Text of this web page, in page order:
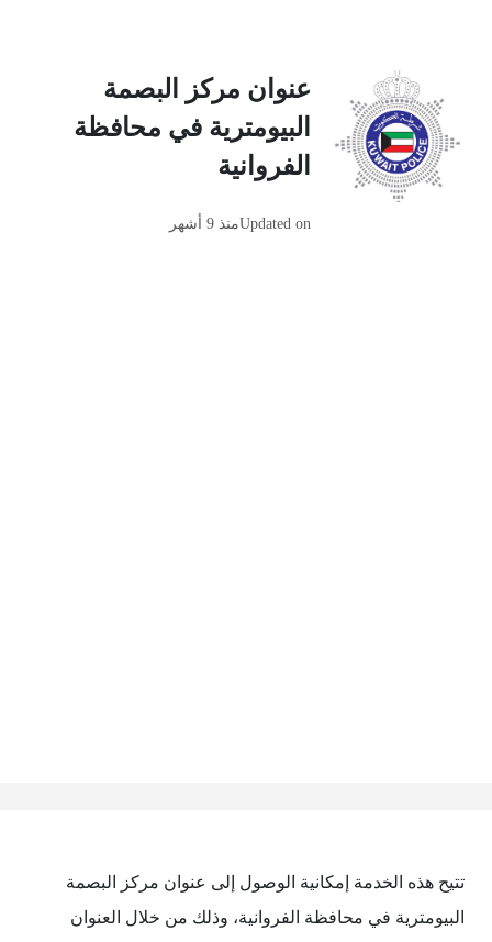
عنوان مركز البصمة
البيومترية في محافظة
الفروانية
Updated onمنذ 9 أشهر
تتيح هذه الخدمة إمكانية الوصول إلى عنوان مركز البصمة
البيومترية في محافظة الفروانية، وذلك من خلال العنوان